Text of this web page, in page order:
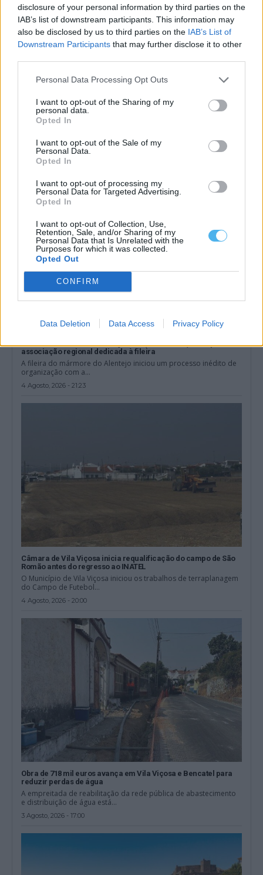
disclosure of your personal information by third parties on the
IAB’s list of downstream participants. This information may
also be disclosed by us to third parties on the IAB’s List of
Downstream Participants that may further disclose it to other
Personal Data Processing Opt Outs
I want to opt-out of the Sharing of my
personal data.
Opted In
I want to opt-out of the Sale of my
Personal Data.
Opted In
I want to opt-out of processing my
Personal Data for Targeted Advertising.
Opted In
I want to opt-out of Collection, Use,
Retention, Sale, and/or Sharing of my
Personal Data that Is Unrelated with the
Purposes for which it was collected.
Opted Out
CONFIRM
Data Deletion Data Access Privacy Policy
O programa Alentejo 2030 tem abertas candidaturas para apoiar
investimentos de valorização cultural e...
Setor do mármore do Alentejo avança com criação da primeira
associação regional dedicada à fileira
A fileira do mármore do Alentejo iniciou um processo inédito de
organização com a...
4 Agosto, 2026 - 21:23
Câmara de Vila Viçosa inicia requalificação do campo de São
Romão antes do regresso ao INATEL
O Município de Vila Viçosa iniciou os trabalhos de terraplanagem
do Campo de Futebol...
4 Agosto, 2026 - 20:00
Obra de 718 mil euros avança em Vila Viçosa e Bencatel para
reduzir perdas de água
A empreitada de reabilitação da rede pública de abastecimento
e distribuição de água está...
3 Agosto, 2026 - 17:00